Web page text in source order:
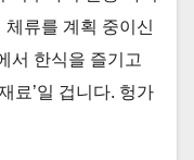
체류를 계획 중이신
서 한식을 즐기고
료’일 겁니다. 헝가